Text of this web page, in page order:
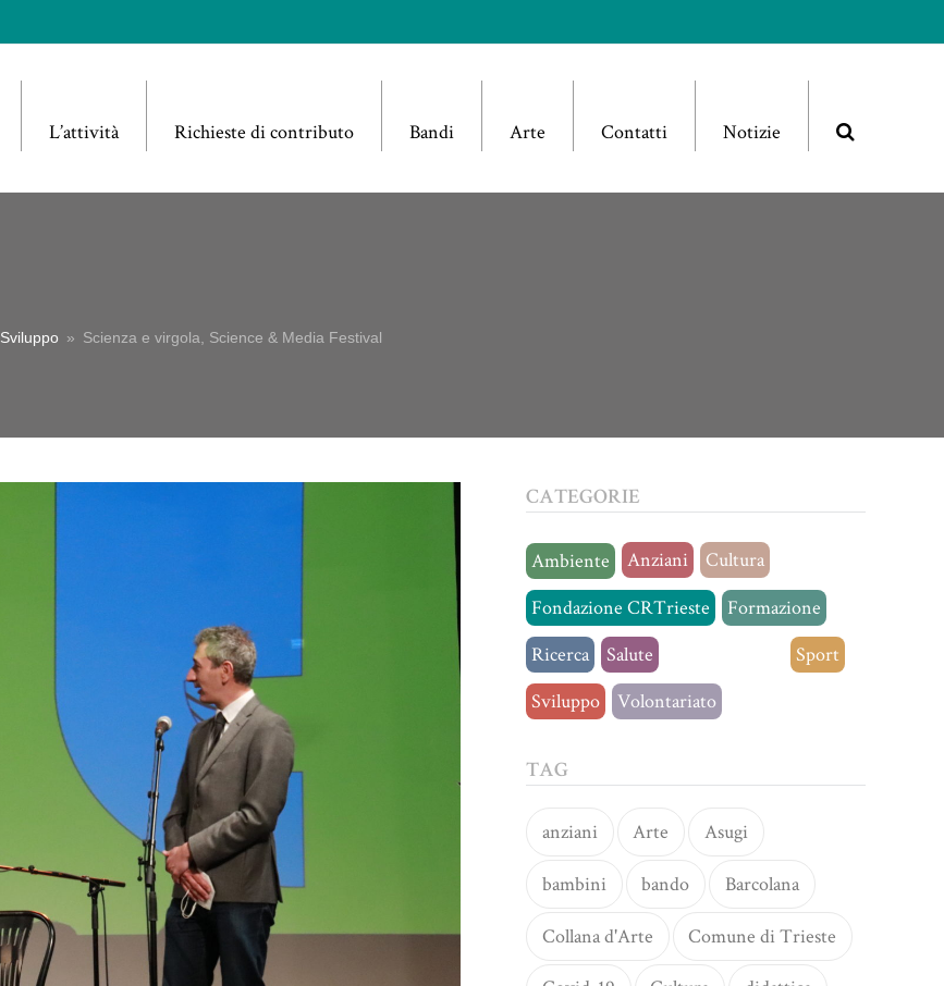
L’attività Richieste di contributo Bandi Arte Contatti Notizie
Sviluppo » Scienza e virgola, Science & Media Festival
CATEGORIE
Ambiente Anziani
Cultura
Fondazione CRTrieste
Formazione
Ricerca
Salute
Sport
Sviluppo
Volontariato
TAG
anziani Arte Asugi
bambini bando Barcolana
Collana d'Arte Comune di Trieste